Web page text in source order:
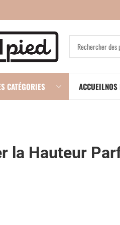
CATÉGORIES ACCUEIL
la Hauteur